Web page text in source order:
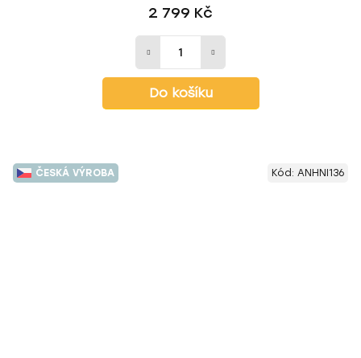
2 799 Kč
Do košíku
ČESKÁ VÝROBA Kód: ANHNI136